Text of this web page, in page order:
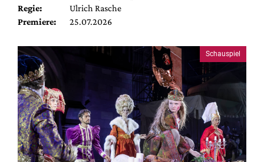
Regie:
Ulrich Rasche
Premiere:
25.07.2026
Schauspiel